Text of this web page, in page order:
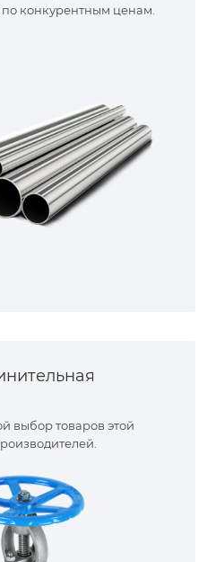
конкурентным ценам.
выбор товаров этой